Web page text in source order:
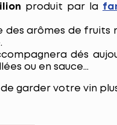
produit par la
des arômes de fruits
dés
ou en sauce...
garder votre vin